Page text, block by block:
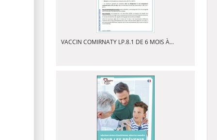
VACCIN COMIRNATY LP.8.1 DE 6 MOIS À...